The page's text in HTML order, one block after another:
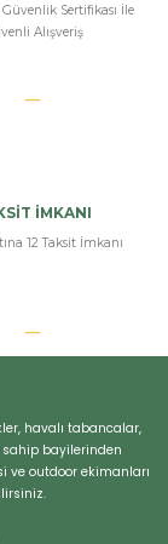
Sertifikası İle
Alışveriş
İMKANI
12 Taksit İmkanı
havalı tabancalar,
bayilerinden
ve outdoor ekimanları